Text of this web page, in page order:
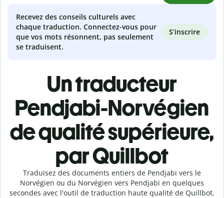
Recevez des conseils culturels avec
chaque traduction. Connectez-vous pour
que vos mots résonnent, pas seulement
se traduisent.
S’inscrire
Un traducteur
Pendjabi-Norvégien
de qualité supérieure,
par Quillbot
Traduisez des documents entiers de Pendjabi vers le
Norvégien ou du Norvégien vers Pendjabi en quelques
secondes avec l'outil de traduction haute qualité de Quillbot.